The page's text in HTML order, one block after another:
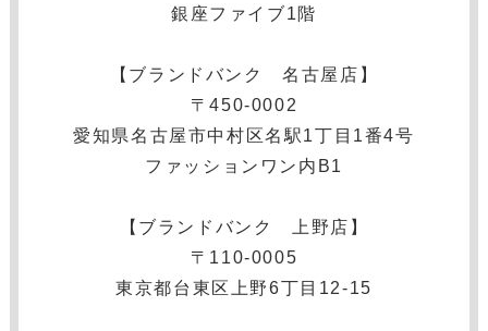
銀座ファイブ1階
【ブランドバンク 名古屋店】
〒450-0002
愛知県名古屋市中村区名駅1丁目1番4号
ファッションワン内B1
【ブランドバンク 上野店】
〒110-0005
東京都台東区上野6丁目12-15